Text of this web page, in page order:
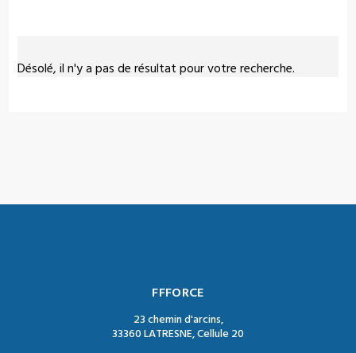
Désolé, il n'y a pas de résultat pour votre recherche.
FFFORCE
23 chemin d'arcins,
33360 LATRESNE, Cellule 20